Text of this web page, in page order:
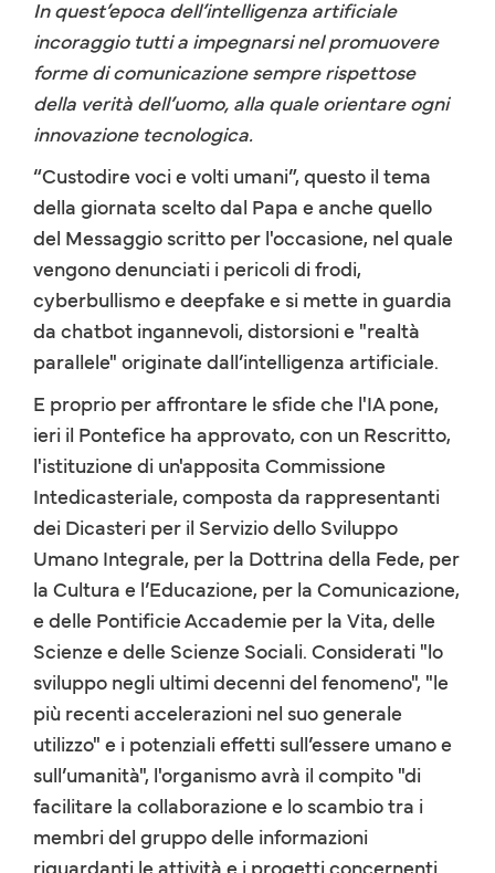
In quest’epoca dell’intelligenza artificiale
incoraggio tutti a impegnarsi nel promuovere
forme di comunicazione sempre rispettose
della verità dell’uomo, alla quale orientare ogni
innovazione tecnologica.
“Custodire voci e volti umani”, questo il tema
della giornata scelto dal Papa e anche quello
del Messaggio scritto per l'occasione, nel quale
vengono denunciati i pericoli di frodi,
cyberbullismo e deepfake e si mette in guardia
da chatbot ingannevoli, distorsioni e "realtà
parallele" originate dall’intelligenza artificiale.
E proprio per affrontare le sfide che l'IA pone,
ieri il Pontefice ha approvato, con un Rescritto,
l'istituzione di un'apposita Commissione
Intedicasteriale, composta da rappresentanti
dei Dicasteri per il Servizio dello Sviluppo
Umano Integrale, per la Dottrina della Fede, per
la Cultura e l’Educazione, per la Comunicazione,
e delle Pontificie Accademie per la Vita, delle
Scienze e delle Scienze Sociali. Considerati "lo
sviluppo negli ultimi decenni del fenomeno", "le
più recenti accelerazioni nel suo generale
utilizzo" e i potenziali effetti sull’essere umano e
sull’umanità", l'organismo avrà il compito "di
facilitare la collaborazione e lo scambio tra i
membri del gruppo delle informazioni
riguardanti le attività e i progetti concernenti